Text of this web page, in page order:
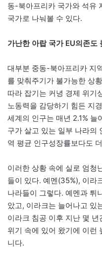
동-북아프리카 국가와 석유
국가로 나눠볼 수 있다.
가난한 아랍 국가 EU의존도
대부분 중동-북아프리카 지
를 맞춰주기가 불가능한 상
따라 잡기는 커녕 경제 위기
노동력을 감당하기 힘든 지
세계의 인구는 매년 2.1% 늘
구가 살고 있는 일부 나라의
역 평균 인구성장률보다도
이러한 상황 속에 실로 엄청
들이 있다. 예멘(35%), 이라
나라들이 그렇다. 예멘과 튀
았고, 이라크는 늘어나고 있
이라크 침공 이후 지난 몇
위기 속에 있어 왔기에 이런
니다.